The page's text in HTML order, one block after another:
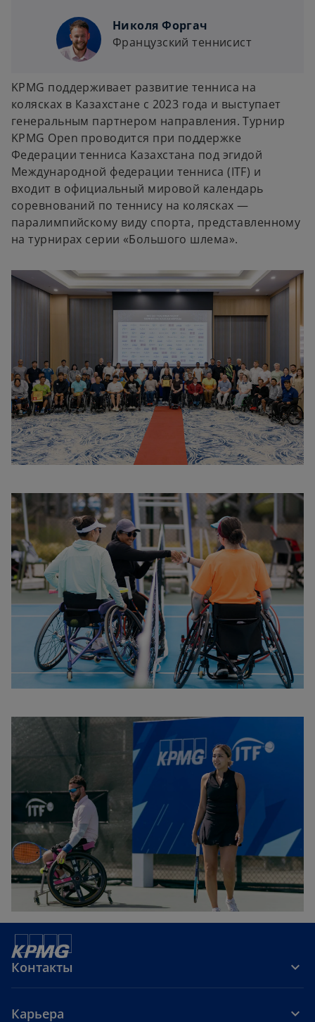
Николя Форгач
Французский теннисист
KPMG поддерживает развитие тенниса на
колясках в Казахстане с 2023 года и выступает
генеральным партнером направления. Турнир
KPMG Open проводится при поддержке
Федерации тенниса Казахстана под эгидой
Международной федерации тенниса (ITF) и
входит в официальный мировой календарь
соревнований по теннису на колясках —
паралимпийскому виду спорта, представленному
на турнирах серии «Большого шлема».
Контакты
Карьера